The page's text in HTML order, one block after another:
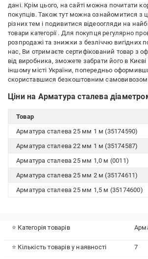
дані. Крім цього, на сайті можна почитати
покупців. Також тут можна ознайомитися з
різних тем і подивитися відеоогляди на
товари категорії . Для покупця регулярно
розпродажі та знижки з безліччю вигідних
нас, Ви отримаєте сертифікований товар з
від виробника, зможете забрати його в
іншому місті України, попередньо
скориставшися безкоштовним
Ціни на Арматура сталева
Товар
Арматура сталева 25 мм 1 м (35174590)
Арматура сталева 22 мм 1 м (35174587)
Арматура сталева 25 мм 1,0 м (0011)
Арматура сталева 25 мм 2 м (35174611)
Арматура сталева 25 мм 1,5 м (35174600)
⭐ Категорія товарів
⭐ Кількість товарів у наявності 7